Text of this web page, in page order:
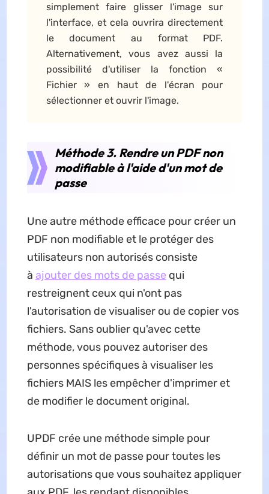
simplement faire glisser l'image sur
l'interface, et cela ouvrira directement
le document au format PDF.
Alternativement, vous avez aussi la
possibilité d'utiliser la fonction «
Fichier » en haut de l'écran pour
sélectionner et ouvrir l'image.
Méthode 3. Rendre un PDF non
modifiable à l'aide d'un mot de
passe
Une autre méthode efficace pour créer un
PDF non modifiable et le protéger des
utilisateurs non autorisés consiste
à ajouter des mots de passe qui
restreignent ceux qui n'ont pas
l'autorisation de visualiser ou de copier vos
fichiers. Sans oublier qu'avec cette
méthode, vous pouvez autoriser des
personnes spécifiques à visualiser les
fichiers MAIS les empêcher d'imprimer et
de modifier le document original.
UPDF crée une méthode simple pour
définir un mot de passe pour toutes les
autorisations que vous souhaitez appliquer